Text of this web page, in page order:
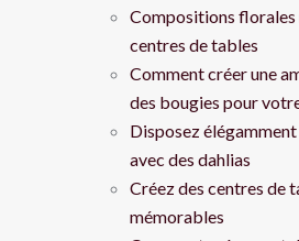
Compositions florales
centres de tables
Comment créer une
des bougies pour
Disposez
avec des dahlias
Créez des centres de
mémorables